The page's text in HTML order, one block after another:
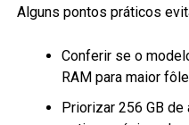
Alguns pontos práticos
Conferir se o
RAM para maior
Priorizar 256 GB